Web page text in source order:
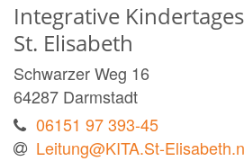
Integrative
St. Elisabeth
Schwarzer Weg 16
64287 Darmstadt
06151 97 393-45
Leitung@KITA.St-